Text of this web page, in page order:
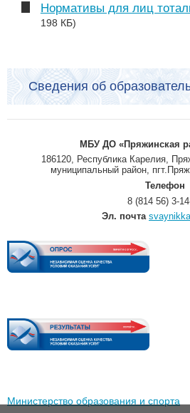
Нормативы для лиц
198 КБ)
Сведения об
МБУ ДО «Пряжинская
186120, Республика Карелия,
муниципальный район,
Телефон
8 (814 56) 3-
Эл. почта
Министерство образования и спорта